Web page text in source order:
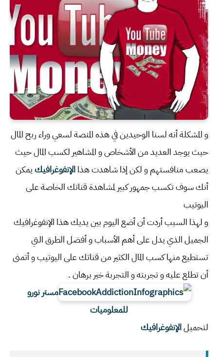
و المشكلة أنه لسنا الوحيدين في هذه المنصة لسعي وراء ربح المال
حيث يوجد العديد من الأشخاص و المشاهير لكسب المال حيث
يصعب منافستهم و لكن إذا شاهدت هذاالإنفوغرافيكيمكن
أنك سوف تكسب جمهور كبير لمشاهدة قناتك الخاصة على
اليوتيب
و لهذا السبب أردت أن أضع اليوم بين يديك هذا الإنفوغرافيك
الجميل الذي يدل على أهم الأسباب و أفضل الطرق التي
تستطيع منها كسب المال الكثير من قناتك على اليوتيب و أتمنى
أن تطلع عليه و تجربته و التجربة خير برهان .
مستر نورو
للمعلوميات
لتحميلالإنفوغرافيك